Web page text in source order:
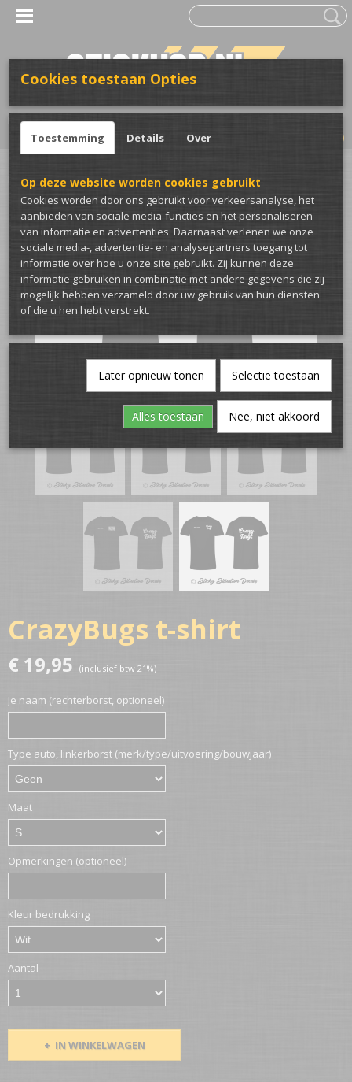
Inloggen Registreren
(0)
Home >Club merch>CrazyBugs> CrazyBugs t-shirt
CrazyBugs t-shirt
€ 19,95 (inclusief btw 21%)
Je naam (rechterborst, optioneel)
Type auto, linkerborst (merk/type/uitvoering/bouwjaar)
Maat
Opmerkingen (optioneel)
Kleur bedrukking
Aantal
IN WINKELWAGEN
Cookies toestaan Opties
Toestemming Details Over
Op deze website worden cookies gebruikt
Cookies worden door ons gebruikt voor verkeersanalyse, het
aanbieden van sociale media-functies en het personaliseren
van informatie en advertenties. Daarnaast verlenen we onze
sociale media-, advertentie- en analysepartners toegang tot
informatie over hoe u onze site gebruikt. Zij kunnen deze
informatie gebruiken in combinatie met andere gegevens die zij
mogelijk hebben verzameld door uw gebruik van hun diensten
of die u hen hebt verstrekt.
Later opnieuw tonen Selectie toestaan
Alles toestaan Nee, niet akkoord